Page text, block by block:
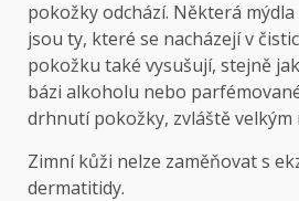
pokožky odchází. Některá
jsou ty, které se nacházejí v
pokožku také vysušují, stejně
bázi alkoholu nebo
drhnutí pokožky, zvláště velkým
Zimní kůži nelze zaměňovat s
dermatitidy.